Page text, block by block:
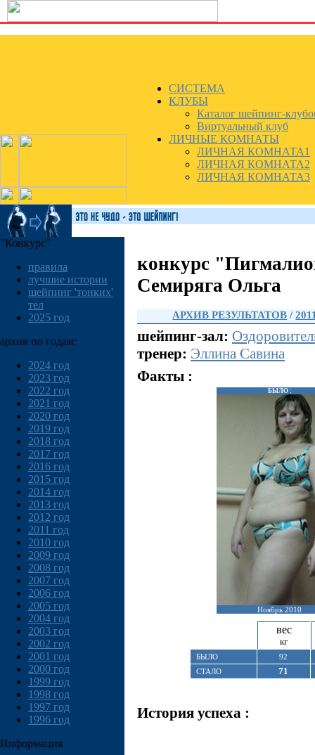
СИСТЕМА
КЛУБЫ
Каталог шейпинг-
Виртуальный клуб
ЛИЧНЫЕ КОМНАТЫ
ЛИЧНАЯ КОМНАТА1
ЛИЧНАЯ КОМНАТА2
ЛИЧНАЯ КОМНАТА3
"Конкурс"
правила
лучшие истории
шейпинг 'тонких'
тел
2025 год
архив по годам:
2024 год
2023 год
2022 год
2021 год
2020 год
2019 год
2018 год
2017 год
2016 год
2015 год
2014 год
2013 год
2012 год
2011 год
2010 год
2009 год
2008 год
2007 год
2006 год
2005 год
2004 год
2003 год
2002 год
2001 год
2000 год
1999 год
1998 год
1997 год
1996 год
Информация
конкурс
Семиряга Ольга
АРХИВ РЕЗУЛЬТАТОВ /
шейпинг-зал:
тренер: Эллина Савина
Факты :
БЫЛО :
Ноябрь 2010
вес
кг
БЫЛО
92
СТАЛО
71
История успеха :